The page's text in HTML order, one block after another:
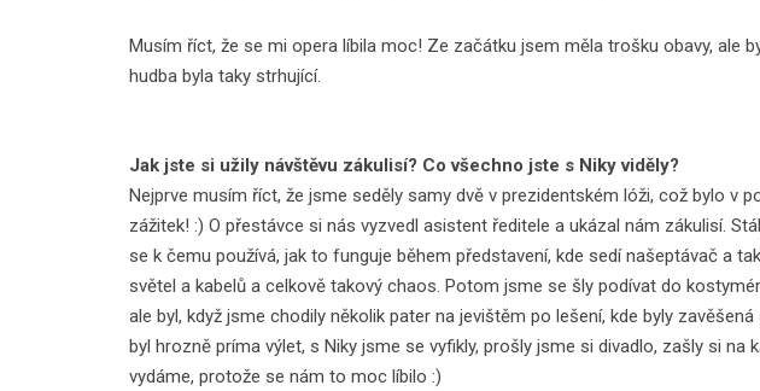
Musím říct, že se mi opera líbila moc! Ze začátku jsem měla trošku obavy, ale
hudba byla taky strhující.
Jak jste si užily návštěvu zákulisí? Co všechno jste s Niky viděly?
Nejprve musím říct, že jsme seděly samy dvě v prezidentském lóži, což bylo v
zážitek! :) O přestávce si nás vyzvedl asistent ředitele a ukázal nám zákulisí.
se k čemu používá, jak to funguje během představení, kde sedí našeptávač a
světel a kabelů a celkově takový chaos. Potom jsme se šly podívat do
ale byl, když jsme chodily několik pater na jevištěm po lešení, kde byly
byl hrozně príma výlet, s Niky jsme se vyfikly, prošly jsme si divadlo, zašly si
vydáme, protože se nám to moc líbilo :)